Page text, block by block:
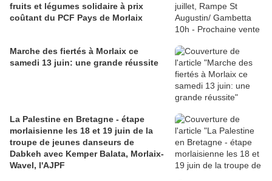
fruits et légumes solidaire à prix
coûtant du PCF Pays de Morlaix
Marche des fiertés à Morlaix ce
samedi 13 juin: une grande réussite
La Palestine en Bretagne - étape
morlaisienne les 18 et 19 juin de la
troupe de jeunes danseurs de
Dabkeh avec Kemper Balata, Morlaix-
Wavel, l'AJPF